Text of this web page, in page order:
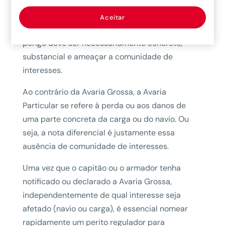
segurança comum de um navio e sua carga, cujo
resultado deve ser essencialmente útil. Esse
perigo deve ser necessariamente concreto,
substancial e ameaçar a comunidade de
interesses.
Ao contrário da Avaria Grossa, a Avaria
Particular se refere à perda ou aos danos de
uma parte concreta da carga ou do navio. Ou
seja, a nota diferencial é justamente essa
ausência de comunidade de interesses.
Uma vez que o capitão ou o armador tenha
notificado ou declarado a Avaria Grossa,
independentemente de qual interesse seja
afetado (navio ou carga), é essencial nomear
rapidamente um perito regulador para
Aceitar